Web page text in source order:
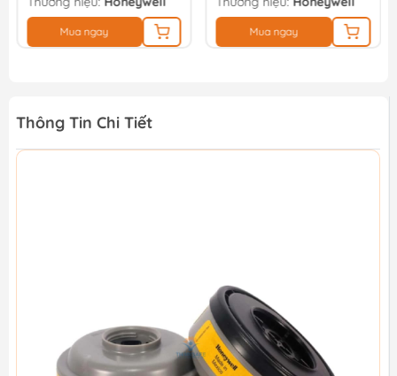
Mua ngay Mua ngay
Thông Tin Chi Tiết